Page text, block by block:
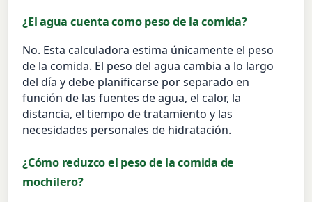
¿El agua cuenta como peso de la comida?
No. Esta calculadora estima únicamente el peso
de la comida. El peso del agua cambia a lo largo
del día y debe planificarse por separado en
función de las fuentes de agua, el calor, la
distancia, el tiempo de tratamiento y las
necesidades personales de hidratación.
¿Cómo reduzco el peso de la comida de
mochilero?